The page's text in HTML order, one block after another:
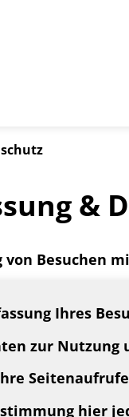
&
von Besuchen
Ihres
zur
hier